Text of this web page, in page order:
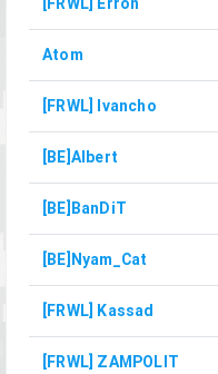
Atom
[FRWL] Ivancho
[BE]Albert
[BE]BanDiT
[BE]Nyam_Cat
[FRWL] Kassad
[FRWL] ZAMPOLIT